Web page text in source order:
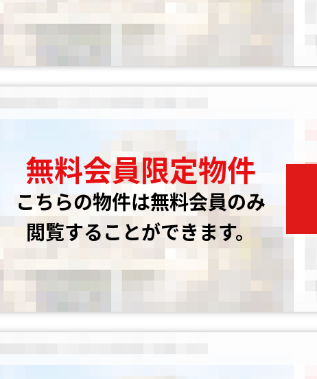
無料会員限定物件
こちらの物件は無料会員のみ
閲覧することができます。